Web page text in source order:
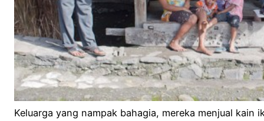
Keluarga yang nampak bahagia, mereka menjual kain